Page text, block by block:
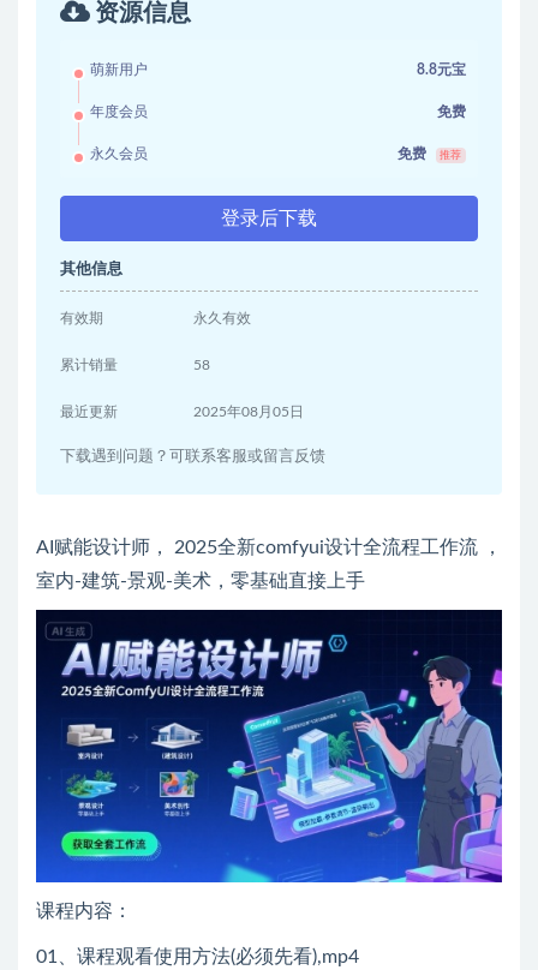
资源信息
萌新用户 8.8元宝
年度会员 免费
永久会员 免费 推荐
登录后下载
其他信息
有效期 永久有效
累计销量 58
最近更新 2025年08月05日
下载遇到问题？可联系客服或留言反馈
AI赋能设计师， 2025全新comfyui设计全流程工作流 ，
室内-建筑-景观-美术，零基础直接上手
课程内容：
01、课程观看使用方法(必须先看),mp4